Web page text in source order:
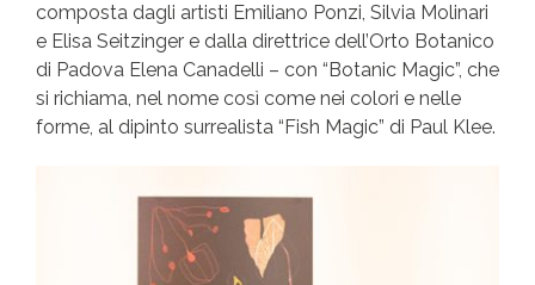
composta dagli artisti Emiliano Ponzi, Silvia Molinari
e Elisa Seitzinger e dalla direttrice dell’Orto Botanico
di Padova Elena Canadelli – con “Botanic Magic”, che
si richiama, nel nome così come nei colori e nelle
forme, al dipinto surrealista “Fish Magic” di Paul Klee.